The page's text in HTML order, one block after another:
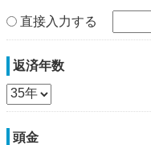
直接入力する
返済年数
頭金